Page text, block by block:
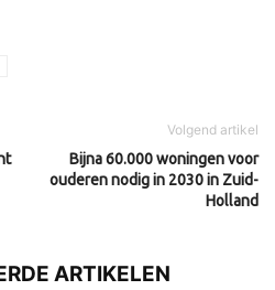
Volgend artikel
Bijna 60.000 woningen voor
ouderen nodig in 2030 in Zuid-
Holland
ARTIKELEN